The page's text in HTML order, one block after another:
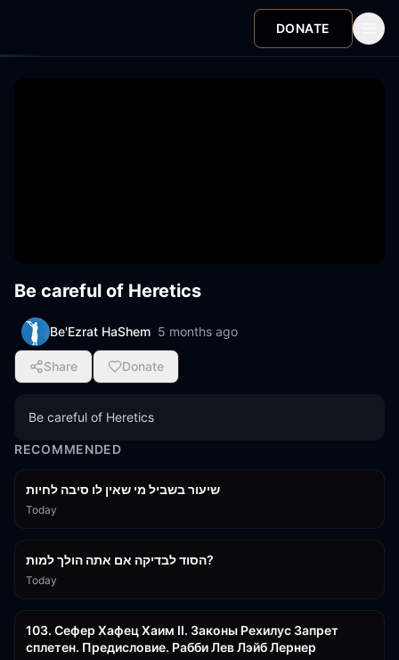
DONATE
Be careful of Heretics
Be'Ezrat HaShem 5 months ago
Share Donate
Be careful of Heretics
RECOMMENDED
שיעור בשביל מי שאין לו סיבה לחיות
Today
הסוד לבדיקה אם אתה הולך למות?
Today
103. Сефер Хафец Хаим II. Законы Рехилус Запрет
сплетен. Предисловие. Рабби Лев Лэйб Лернер